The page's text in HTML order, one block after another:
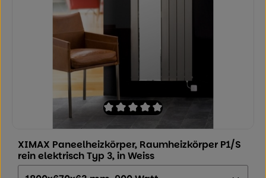
Durchschnittliche Bewertung von 0
XIMAX Paneelheizkörper, Raumheizkörper P1/S
rein elektrisch Typ 3, in Weiss